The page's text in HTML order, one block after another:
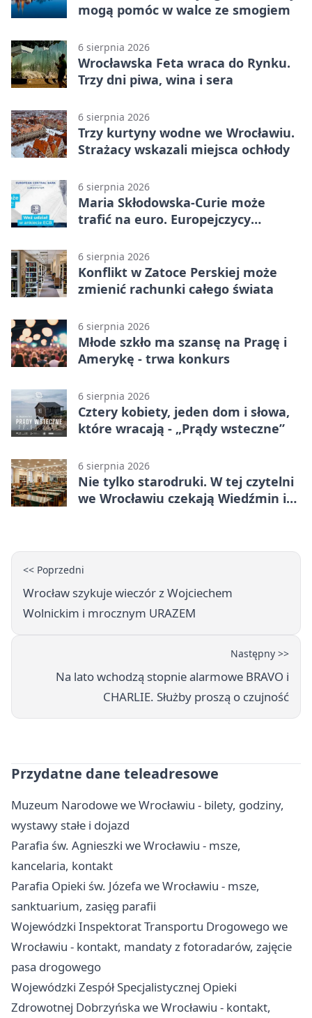
mogą pomóc w walce ze smogiem
6 sierpnia 2026
Wrocławska Feta wraca do Rynku.
Trzy dni piwa, wina i sera
6 sierpnia 2026
Trzy kurtyny wodne we Wrocławiu.
Strażacy wskazali miejsca ochłody
6 sierpnia 2026
Maria Skłodowska-Curie może
trafić na euro. Europejczycy
6 sierpnia 2026
Konflikt w Zatoce Perskiej może
zmienić rachunki całego świata
6 sierpnia 2026
Młode szkło ma szansę na Pragę i
Amerykę - trwa konkurs
6 sierpnia 2026
Cztery kobiety, jeden dom i słowa,
które wracają - „Prądy wsteczne”
6 sierpnia 2026
Nie tylko starodruki. W tej czytelni
we Wrocławiu czekają Wiedźmin i
<< Poprzedni
Wrocław szykuje wieczór z Wojciechem
Wolnickim i mrocznym URAZEM
Następny >>
Na lato wchodzą stopnie alarmowe BRAVO i
CHARLIE. Służby proszą o czujność
Przydatne dane teleadresowe
Muzeum Narodowe we Wrocławiu - bilety, godziny,
wystawy stałe i dojazd
Parafia św. Agnieszki we Wrocławiu - msze,
kancelaria, kontakt
Parafia Opieki św. Józefa we Wrocławiu - msze,
sanktuarium, zasięg parafii
Wojewódzki Inspektorat Transportu Drogowego we
Wrocławiu - kontakt, mandaty z fotoradarów, zajęcie
pasa drogowego
Wojewódzki Zespół Specjalistycznej Opieki
Zdrowotnej Dobrzyńska we Wrocławiu - kontakt,